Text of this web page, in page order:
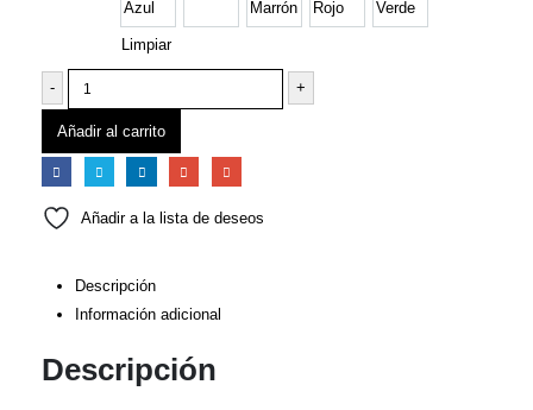
Azul Marrón Rojo
Verde
Limpiar
- +
Añadir al carrito
Añadir a la lista de deseos
Descripción
Información adicional
Descripción